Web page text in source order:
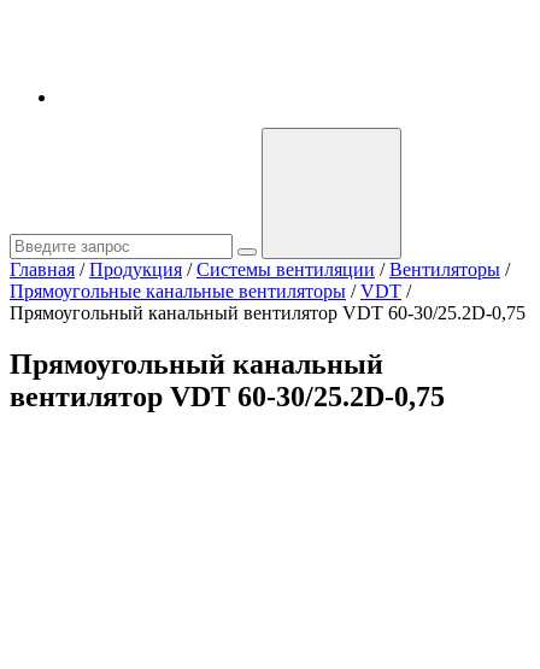
Главная / Продукция / Системы вентиляции / Вентиляторы /
Прямоугольные канальные вентиляторы / VDT /
Прямоугольный канальный вентилятор VDT 60-30/25.2D-0,75
Прямоугольный канальный
вентилятор VDT 60-30/25.2D-0,75